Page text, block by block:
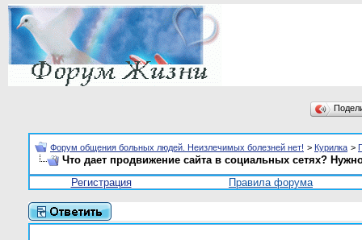
Форум общения больных людей. Неизлечимых болезней нет! > Курилка >
Что дает продвижение сайта в социальных сетях?
Регистрация
Правила форума